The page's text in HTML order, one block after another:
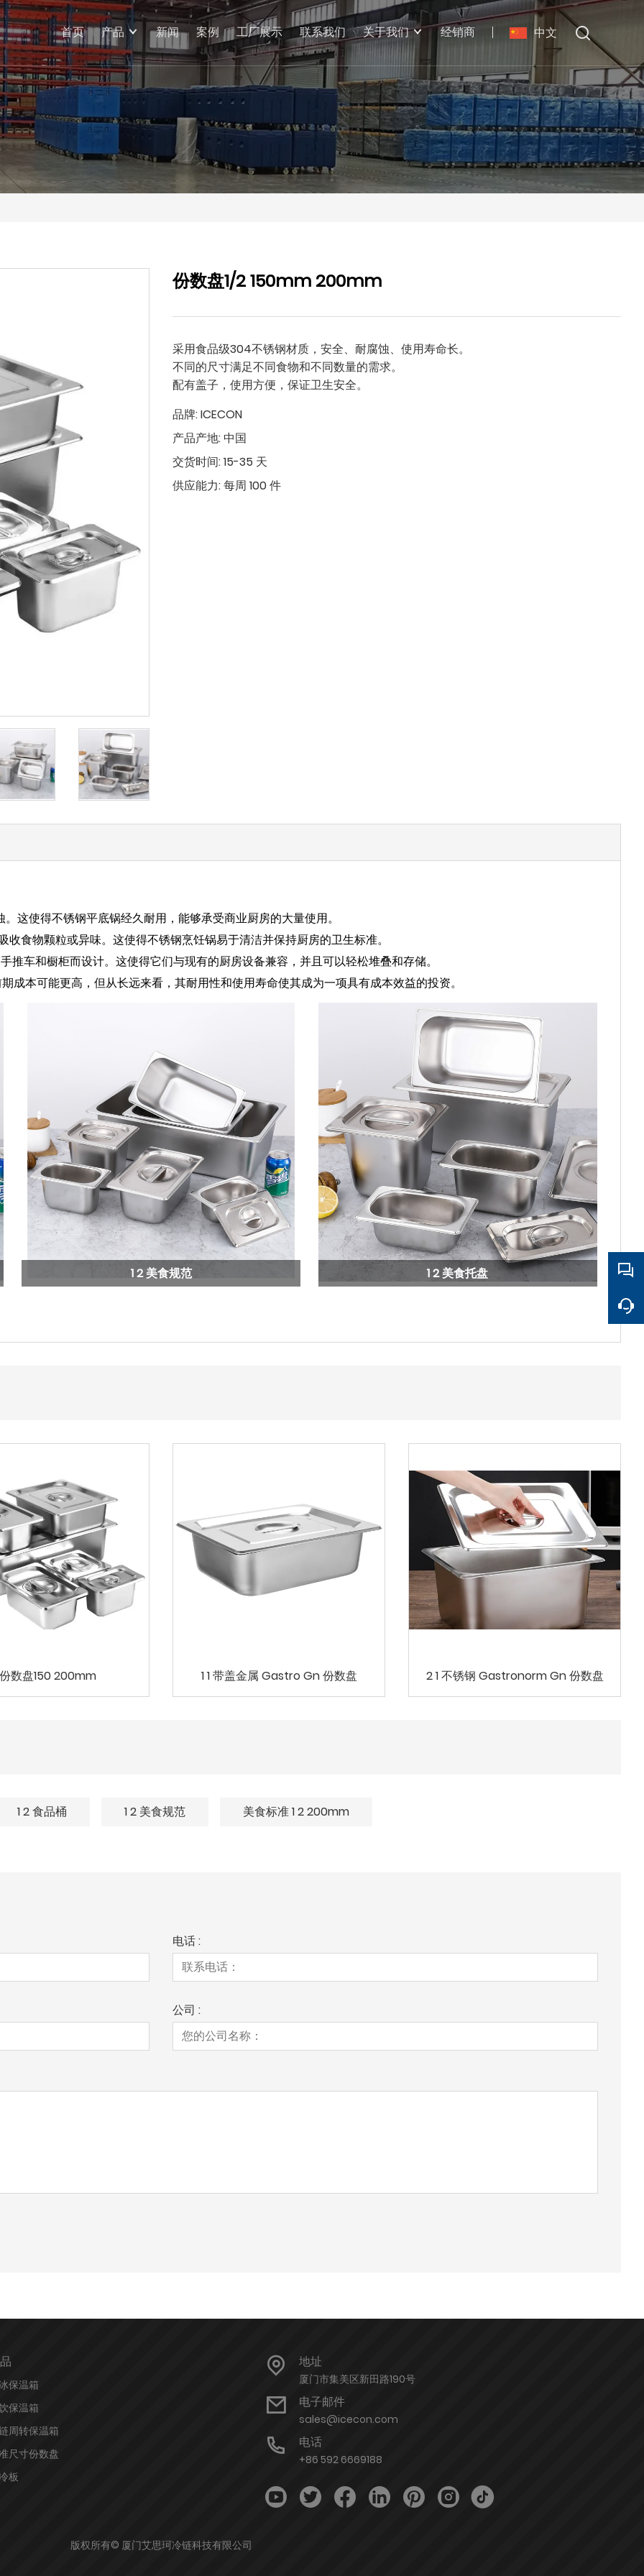
中文
首页 产品 新闻 案例 工厂展示 联系我们 关于我们 经销商
份数盘1/2 150mm 200mm
采用食品级304不锈钢材质，安全、耐腐蚀、使用寿命长。
不同的尺寸满足不同食物和不同数量的需求。
配有盖子，使用方便，保证卫生安全。
品牌:ICECON
产品产地: 中国
交货时间:15-35 天
供应能力:每周 100 件
这使得不锈钢平底锅经久耐用，能够承受商业厨房的大量使用。
食物颗粒或异味。这使得不锈钢烹饪锅易于清洁并保持厨房的卫生标准。
推车和橱柜而设计。这使得它们与现有的厨房设备兼容，并且可以轻松堆叠和存储。
成本可能更高，但从长远来看，其耐用性和使用寿命使其成为一项具有成本效益的投资。
1 2 美食规范 1 2 美食托盘
份数盘150 200mm 1 1 带盖金属 Gastro Gn 份数盘 2 1 不锈钢 Gastronorm Gn 份数盘
1 2 食品桶 1 2 美食规范 美食标准 1 2 200mm
电话 :
公司 :
保温箱
保温箱
周转保温箱
尺寸份数盘
板
地址
厦门市集美区新田路190号
电子邮件
sales@icecon.com
电话
+86 592 6669188
版权所有© 厦门艾思珂冷链科技有限公司